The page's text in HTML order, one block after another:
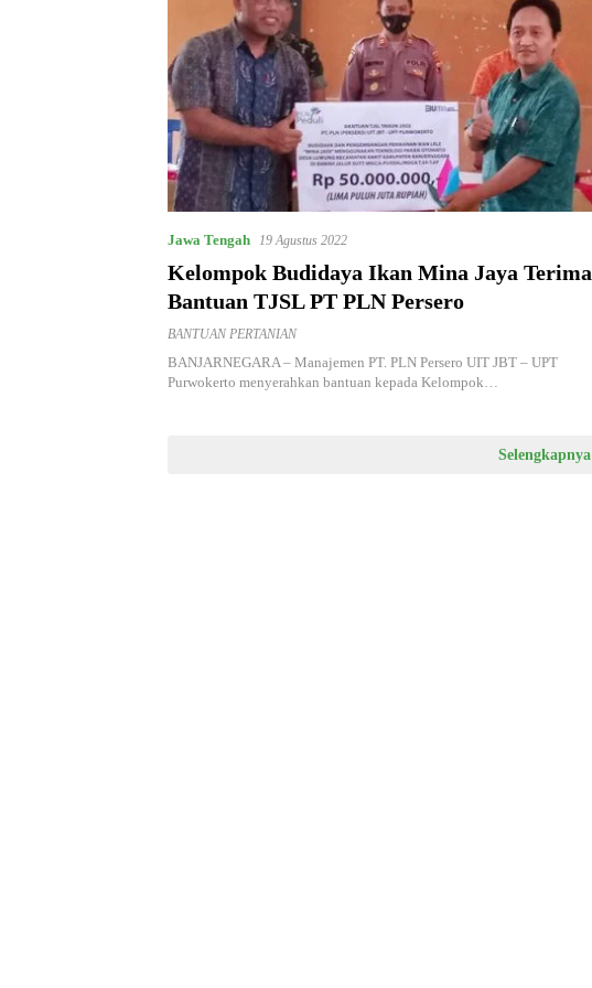
Jawa Tengah 19 Agustus 2022
Kelompok Budidaya Ikan Mina Jaya Terima
Bantuan TJSL PT PLN Persero
BANTUAN PERTANIAN
BANJARNEGARA – Manajemen PT. PLN Persero UIT JBT – UPT
Purwokerto menyerahkan bantuan kepada Kelompok…
Selengkapnya